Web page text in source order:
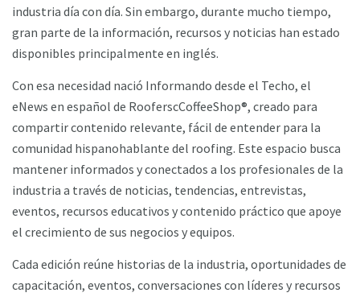
industria día con día. Sin embargo, durante mucho tiempo,
gran parte de la información, recursos y noticias han estado
disponibles principalmente en inglés.
Con esa necesidad nació Informando desde el Techo, el
eNews en español de RooferscCoffeeShop®, creado para
compartir contenido relevante, fácil de entender para la
comunidad hispanohablante del roofing. Este espacio busca
mantener informados y conectados a los profesionales de la
industria a través de noticias, tendencias, entrevistas,
eventos, recursos educativos y contenido práctico que apoye
el crecimiento de sus negocios y equipos.
Cada edición reúne historias de la industria, oportunidades de
capacitación, eventos, conversaciones con líderes y recursos